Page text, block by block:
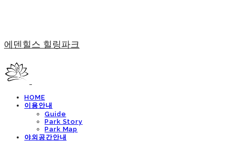
에덴힐스 힐링파크
HOME
이용안내
Guide
Park Story
Park Map
야외공간안내